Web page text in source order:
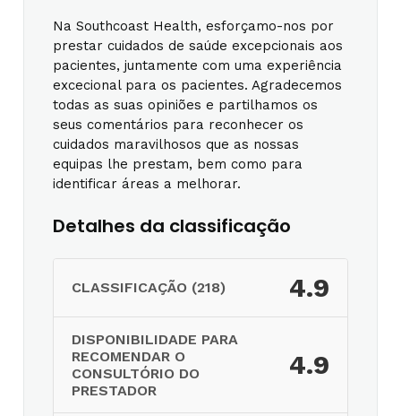
Na Southcoast Health, esforçamo-nos por
prestar cuidados de saúde excepcionais aos
pacientes, juntamente com uma experiência
excecional para os pacientes. Agradecemos
todas as suas opiniões e partilhamos os
seus comentários para reconhecer os
cuidados maravilhosos que as nossas
equipas lhe prestam, bem como para
identificar áreas a melhorar.
Detalhes da classificação
CLASSIFICAÇÃO (218) 4.9
DISPONIBILIDADE PARA
RECOMENDAR O
CONSULTÓRIO DO
PRESTADOR
4.9